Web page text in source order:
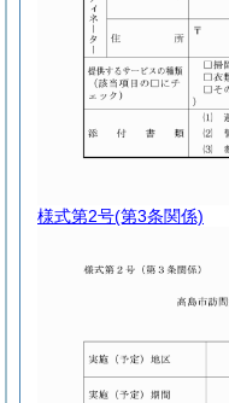
様式第2号(第3条関係)